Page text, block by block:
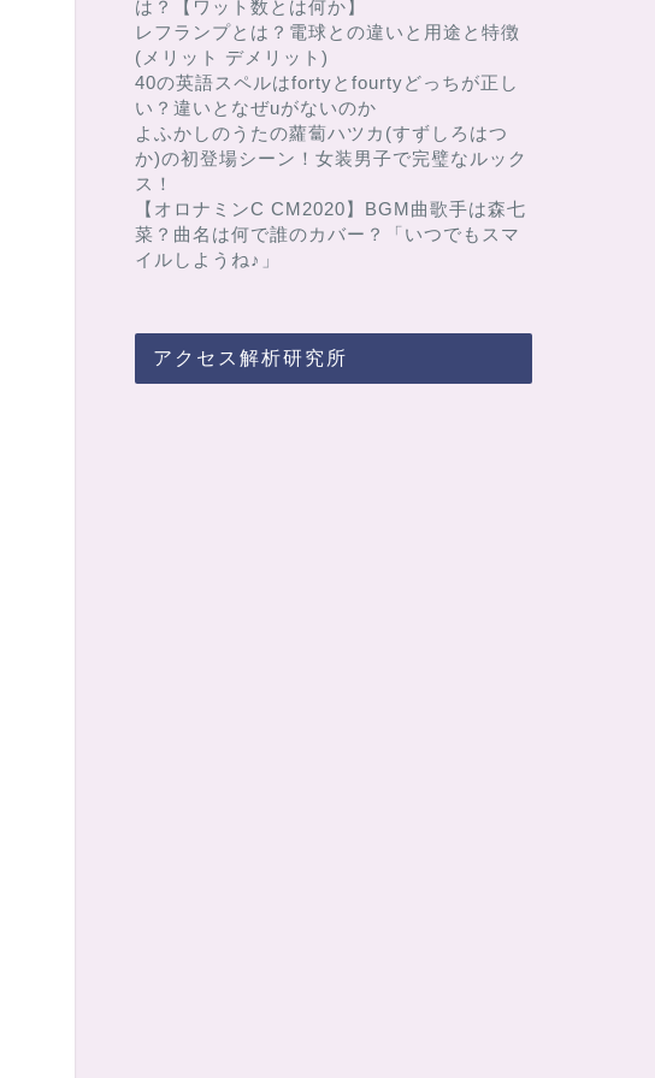
は？【ワット数とは何か】
レフランプとは？電球との違いと用途と特徴
(メリット デメリット)
40の英語スペルはfortyとfourtyどっちが正し
い？違いとなぜuがないのか
よふかしのうたの蘿蔔ハツカ(すずしろはつ
か)の初登場シーン！女装男子で完璧なルック
ス！
【オロナミンC CM2020】BGM曲歌手は森七
菜？曲名は何で誰のカバー？「いつでもスマ
イルしようね♪」
アクセス解析研究所